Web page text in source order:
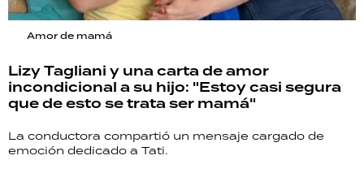
Amor de mamá
Lizy Tagliani y una carta de amor
incondicional a su hijo: "Estoy casi segura
que de esto se trata ser mamá"
La conductora compartió un mensaje cargado de
emoción dedicado a Tati.